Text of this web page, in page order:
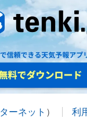
ーネット ） 利